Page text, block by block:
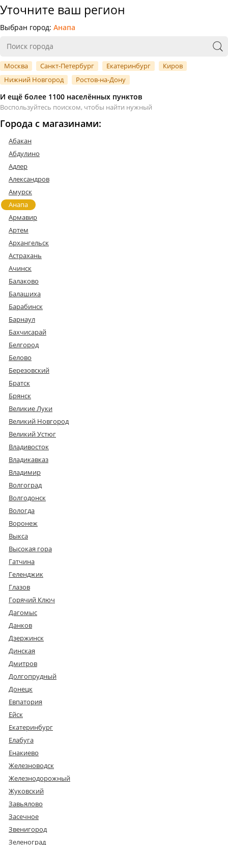
Уточните ваш регион
Выбран город: Анапа
Москва Санкт-Петербург Екатеринбург
Киров
Нижний Новгород
Ростов-на-Дону
И ещё более 1100 населённых пунктов
Воспользуйтесь поиском, чтобы найти нужный
Города с магазинами:
Абакан
Абдулино
Адлер
Александров
Амурск
Анапа
Армавир
Артем
Архангельск
Астрахань
Ачинск
Балаково
Балашиха
Барабинск
Барнаул
Бахчисарай
Белгород
Белово
Березовский
Братск
Брянск
Великие Луки
Великий Новгород
Великий Устюг
Владивосток
Владикавказ
Владимир
Волгоград
Волгодонск
Вологда
Воронеж
Выкса
Высокая гора
Гатчина
Геленджик
Глазов
Горячий Ключ
Дагомыс
Данков
Дзержинск
Динская
Дмитров
Долгопрудный
Донецк
Евпатория
Ейск
Екатеринбург
Елабуга
Енакиево
Железноводск
Железнодорожный
Жуковский
Завьялово
Засечное
Звенигород
Зеленоград